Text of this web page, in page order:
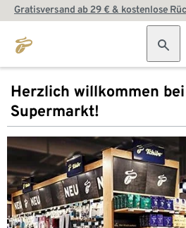
Gratisversand ab 29 € & kostenlose
Herzlich willkommen
Supermarkt!